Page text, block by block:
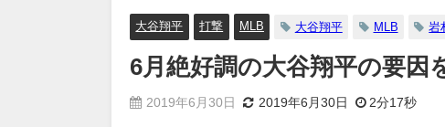
大谷翔平 打撃 MLB 大谷翔平 MLB 岩
6月絶好調の大谷翔平の要因
2019年6月30日 2019年6月30日 2分17秒